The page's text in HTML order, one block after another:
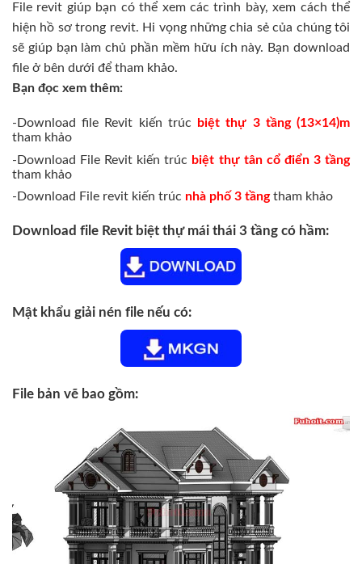
File revit giúp bạn có thể xem các trình bày, xem cách thể
hiện hồ sơ trong revit. Hi vọng những chia sẻ của chúng tôi
sẽ giúp bạn làm chủ phần mềm hữu ích này. Bạn download
file ở bên dưới để tham khảo.
Bạn đọc xem thêm:
-Download file Revit kiến trúc
biệt thự 3 tầng (13×14)m
tham khảo
-Download File Revit kiến trúc biệt thự tân cổ điển 3 tầng
tham khảo
-Download File revit kiến trúc nhà phố 3 tầngtham khảo
Download file Revit biệt thự mái thái 3 tầng có hầm:
Mật khẩu giải nén file nếu có:
File bản vẽ bao gồm: